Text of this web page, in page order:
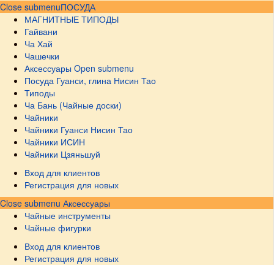
Close submenuПОСУДА
МАГНИТНЫЕ ТИПОДЫ
Гайвани
Ча Хай
Чашечки
Аксессуары Open submenu
Посуда Гуанси, глина Нисин Тао
Типоды
Ча Бань (Чайные доски)
Чайники
Чайники Гуанси Нисин Тао
Чайники ИСИН
Чайники Цзяньшуй
Вход для клиентов
Регистрация для новых
Close submenu Аксессуары
Чайные инструменты
Чайные фигурки
Вход для клиентов
Регистрация для новых